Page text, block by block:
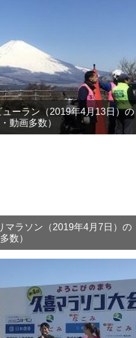
ーラン（2019年4月13日）の
動画多数）
マラソン（2019年4月7日）の
数）